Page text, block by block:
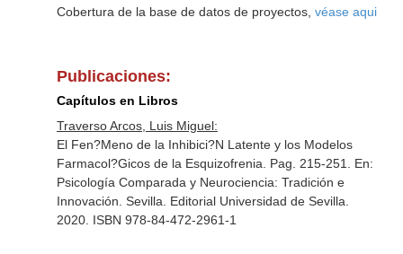
Cobertura de la base de datos de proyectos, véase aqui
Publicaciones:
Capítulos en Libros
Traverso Arcos, Luis Miguel:
El Fen?Meno de la Inhibici?N Latente y los Modelos
Farmacol?Gicos de la Esquizofrenia. Pag. 215-251. En:
Psicología Comparada y Neurociencia: Tradición e
Innovación . Sevilla. Editorial Universidad de Sevilla.
2020. ISBN 978-84-472-2961-1